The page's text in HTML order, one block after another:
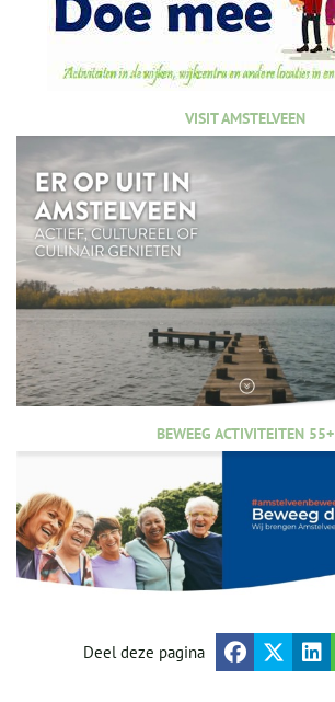
VISIT AMSTELVEEN
BEWEEG ACTIVITEITEN 55+
Deel deze pagina